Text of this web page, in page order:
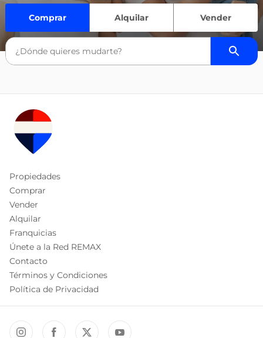
Comprar Alquilar Vender
Propiedades
Comprar
Vender
Alquilar
Franquicias
Únete a la Red REMAX
Contacto
Términos y Condiciones
Política de Privacidad